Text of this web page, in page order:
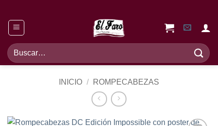
contenido
Buscar
por:
INICIO / ROMPECABEZAS